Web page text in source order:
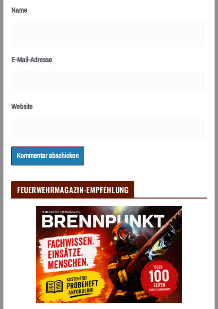
Name
E-Mail-Adresse
Website
FEUERWEHRMAGAZIN-EMPFEHLUNG